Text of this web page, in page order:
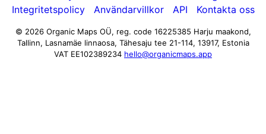
Integritetspolicy
Användarvillkor API Kontakta oss
© 2026 Organic Maps OÜ, reg. code 16225385 Harju maakond,
Tallinn, Lasnamäe linnaosa, Tähesaju tee 21-114, 13917, Estonia
VAT EE102389234 hello@organicmaps.app